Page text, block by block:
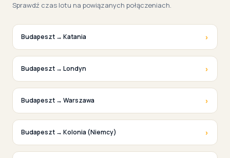
Sprawdź czas lotu na powiązanych połączeniach.
Budapeszt → Katania ›
Budapeszt → Londyn ›
Budapeszt → Warszawa ›
Budapeszt → Kolonia (Niemcy) ›